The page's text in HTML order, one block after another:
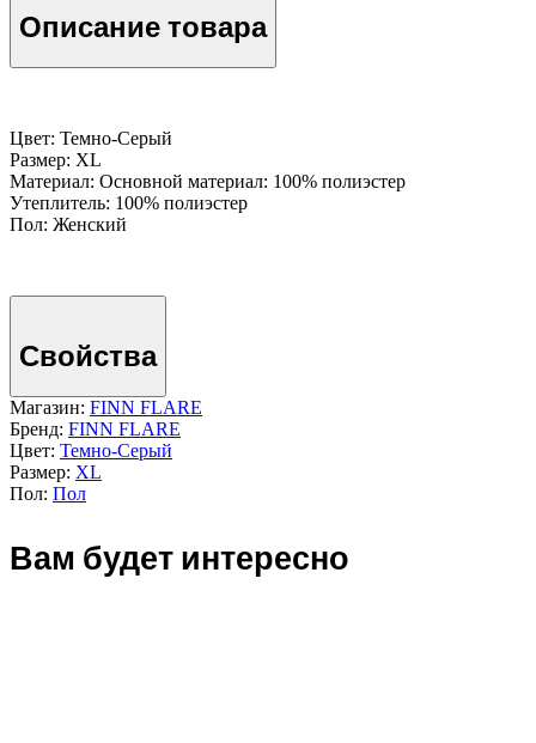
Описание товара
Цвет: Темно-Серый
Размер: XL
Материал: Основной материал: 100% полиэстер
Утеплитель: 100% полиэстер
Пол: Женский
Свойства
Магазин: FINN FLARE
Бренд: FINN FLARE
Цвет: Темно-Серый
Размер: XL
Пол: Пол
Вам будет интересно